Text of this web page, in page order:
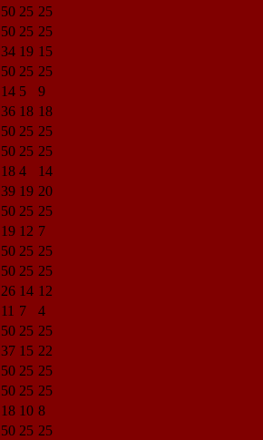
50 25 25
50 25 25
34 19 15
50 25 25
14 5
9
36 18 18
50 25 25
50 25 25
18 4
14
39 19 20
50 25 25
19 12 7
50 25 25
50 25 25
26 14 12
11 7
4
50 25 25
37 15 22
50 25 25
50 25 25
18 10 8
50 25 25